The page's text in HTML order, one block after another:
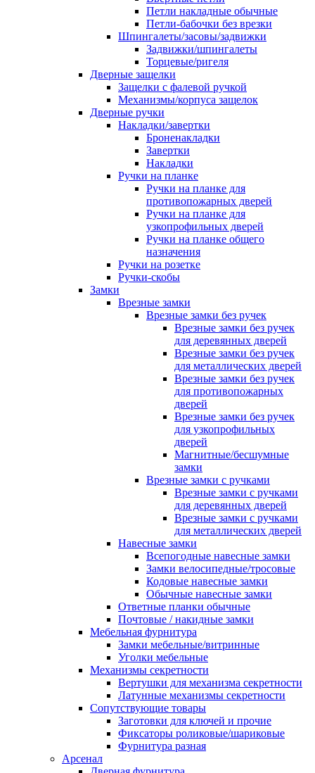
Петли накладные обычные
Петли-бабочки без врезки
Шпингалеты/засовы/задвижки
Задвижки/шпингалеты
Торцевые/ригеля
Дверные защелки
Защелки с фалевой ручкой
Механизмы/корпуса защелок
Дверные ручки
Накладки/завертки
Броненакладки
Завертки
Накладки
Ручки на планке
Ручки на планке для
противопожарных дверей
Ручки на планке для
узкопрофильных дверей
Ручки на планке общего
назначения
Ручки на розетке
Ручки-скобы
Замки
Врезные замки
Врезные замки без ручек
Врезные замки без ручек
для деревянных дверей
Врезные замки без ручек
для металлических дверей
Врезные замки без ручек
для противопожарных
дверей
Врезные замки без ручек
для узкопрофильных
дверей
Магнитные/бесшумные
замки
Врезные замки с ручками
Врезные замки с ручками
для деревянных дверей
Врезные замки с ручками
для металлических дверей
Навесные замки
Всепогодные навесные замки
Замки велосипедные/тросовые
Кодовые навесные замки
Обычные навесные замки
Ответные планки обычные
Почтовые / накидные замки
Мебельная фурнитура
Замки мебельные/витринные
Уголки мебельные
Механизмы секретности
Вертушки для механизма секретности
Латунные механизмы секретности
Сопутствующие товары
Заготовки для ключей и прочие
Фиксаторы роликовые/шариковые
Фурнитура разная
Арсенал